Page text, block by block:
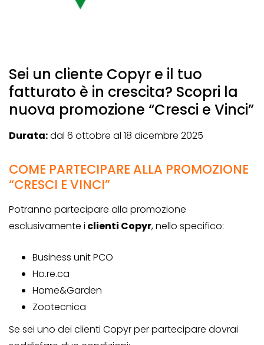
Sei un cliente Copyr e il tuo
fatturato è in crescita? Scopri la
nuova promozione “Cresci e Vinci”
Durata:dal 6 ottobre al 18 dicembre 2025
COME PARTECIPARE ALLA PROMOZIONE
“CRESCI E VINCI”
Potranno partecipare alla promozione
esclusivamente i clienti Copyr, nello specifico:
Business unit PCO
Ho.re.ca
Home&Garden
Zootecnica
Se sei uno dei clienti Copyr per partecipare dovrai